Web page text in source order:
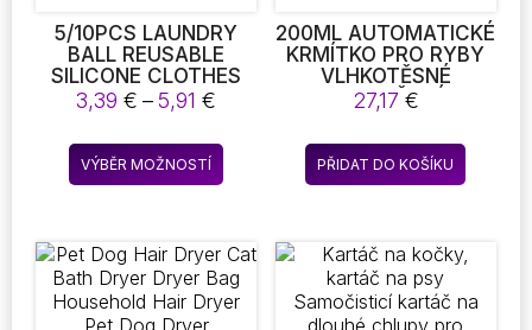
5/10PCS LAUNDRY
BALL REUSABLE
SILICONE CLOTHES
HAIR CLEANING DOG
HAIR CAT FUR TOOLS
PET HAIR REMOVER
WASHING MACHINE
CAT HAIR CATCHER
3,39€ – 5,91€
3,39 €
až
VÝBĚR MOŽNOSTÍ
Tento
produkt
variant.
Možnosti
lze
200ML AUTOMATICKÉ
KRMÍTKO PRO RYBY
VLHKOTĚSNÉ
VODOTĚSNÉ
ELEKTRICKÉ
AUTOMATICKÉ
KRMÍTKO PRO RYBY
AKVARIJNÍ NÁDRŽ
DÁVKOVAČ KRMIVA
PRO RYBY
27,17 €
PŘIDAT DO KOŠÍKU